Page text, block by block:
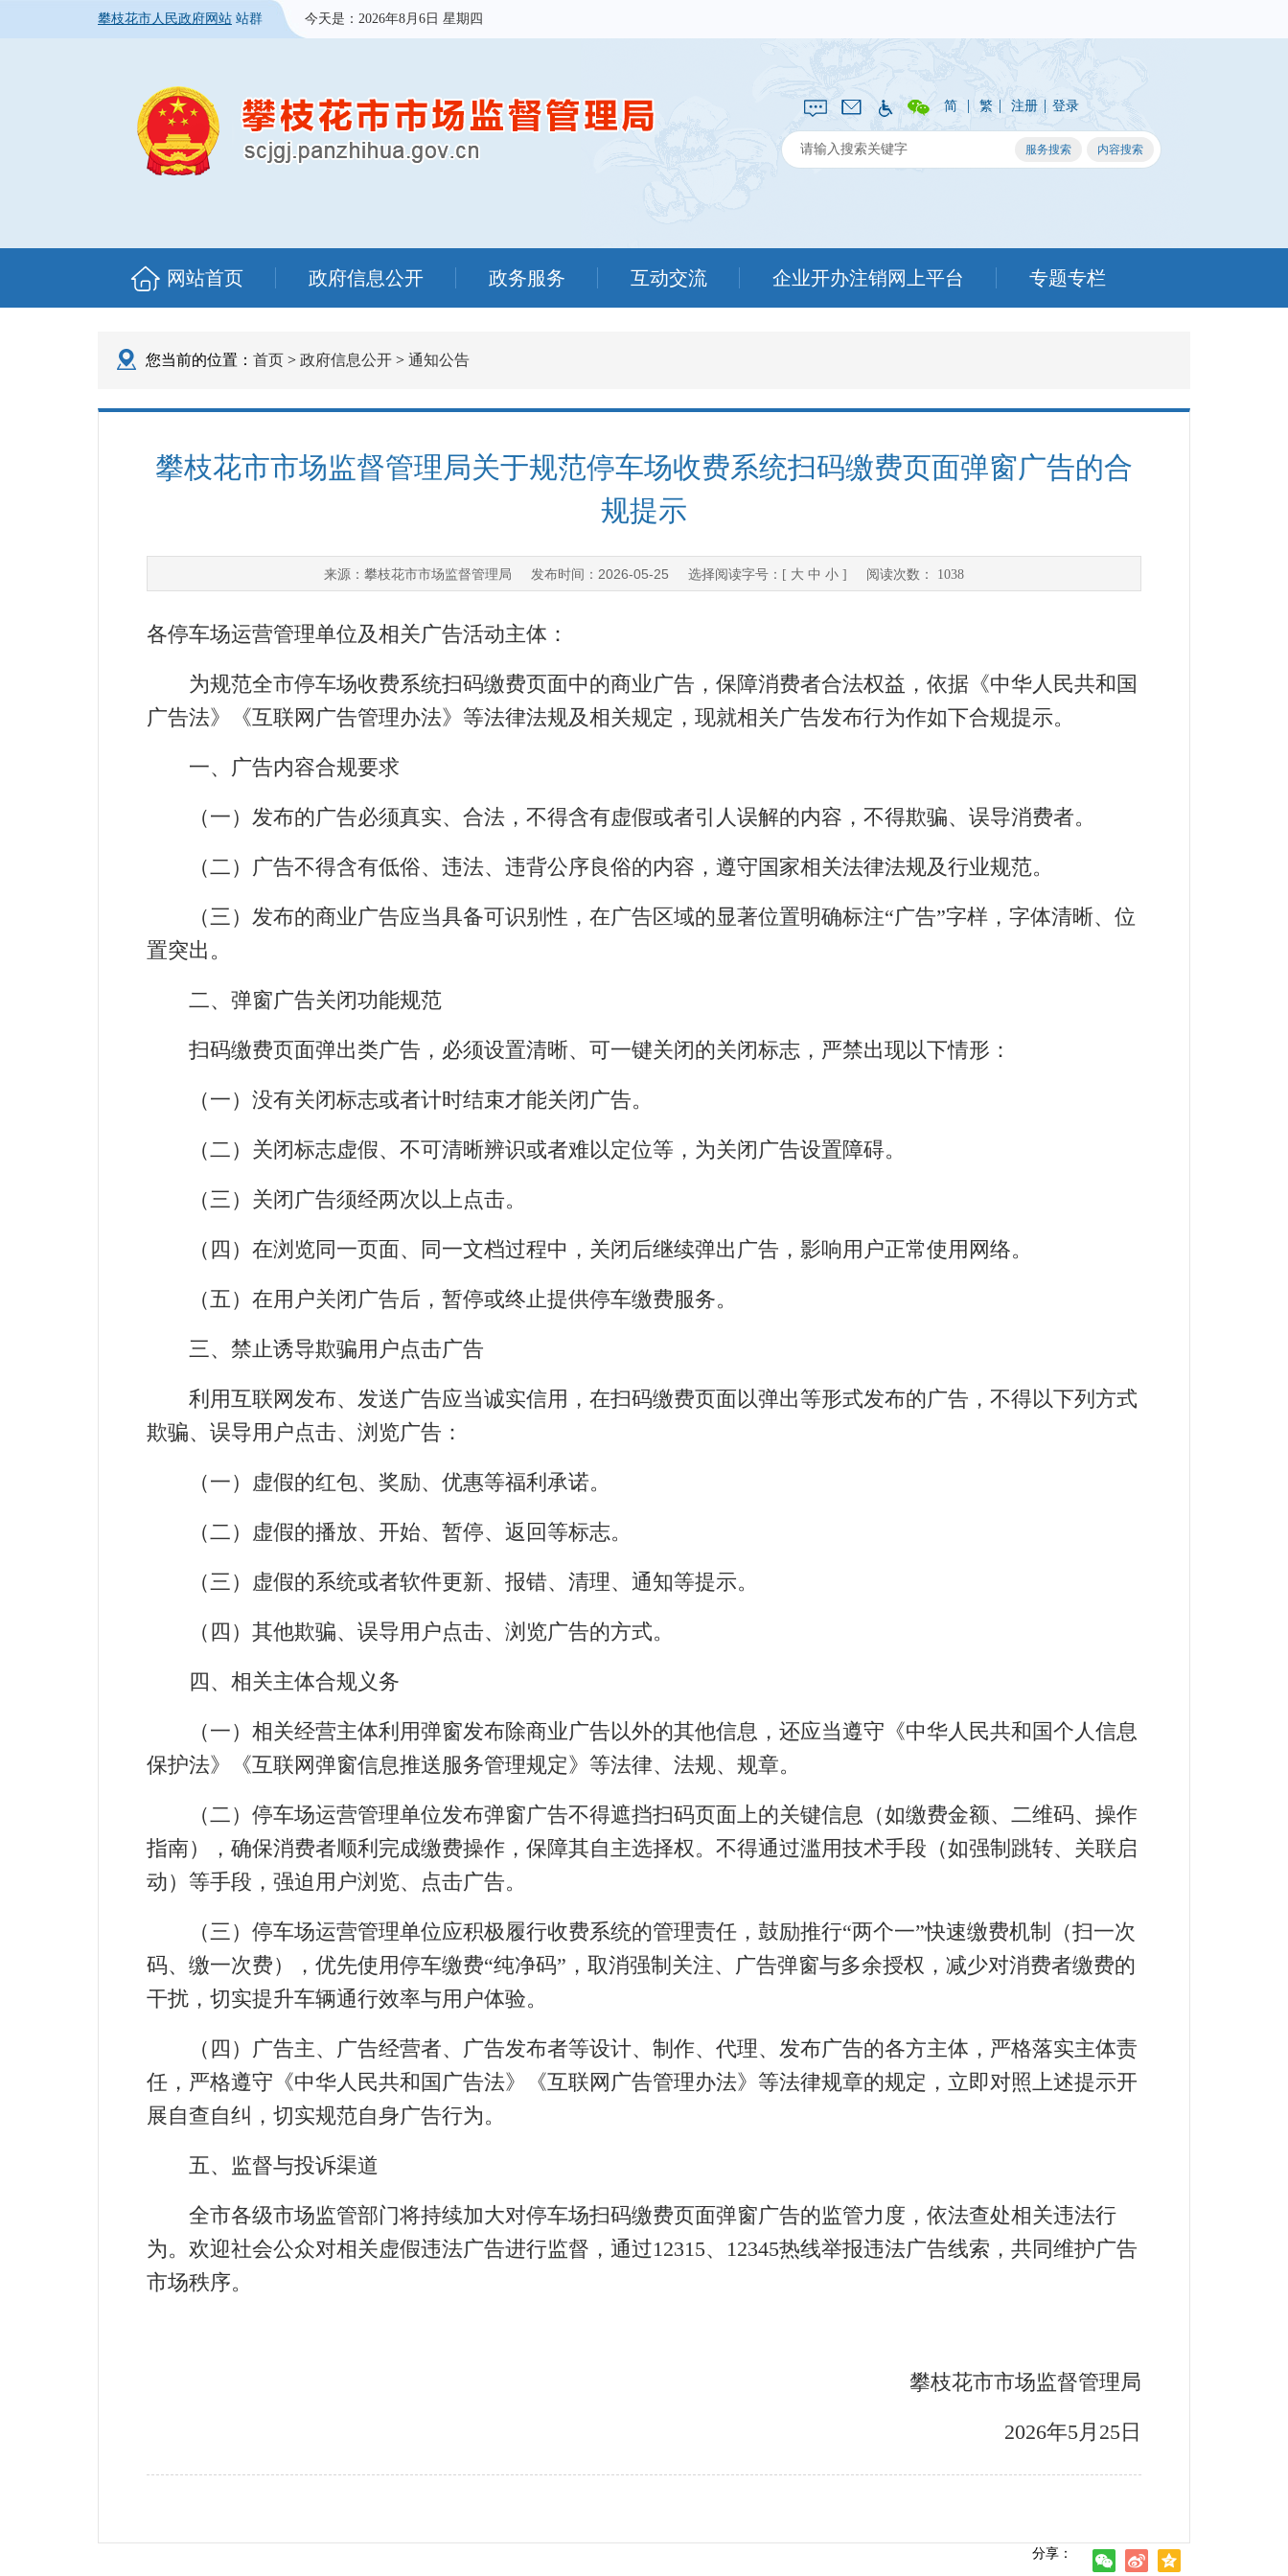
攀枝花市人民政府网站 站群 今天是： 2026年8月6日 星期四
简 | 繁 | 注册 | 登录
网站首页 政府信息公开 政务服务 互动交流 企业开办注销网上平台 专题专栏
您当前的位置： 首页 > 政府信息公开 > 通知公告
攀枝花市市场监督管理局关于规范停车场收费系统扫码缴费页面弹窗广告的合
规提示
来源： 攀枝花市市场监督管理局 发布时间： 2026-05-25 选择阅读字号：[ 大 中 小 ] 阅读次数： 1038
各停车场运营管理单位及相关广告活动主体：
为规范全市停车场收费系统扫码缴费页面中的商业广告，保障消费者合法权益，依据《中华人民共和国
广告法》《互联网广告管理办法》等法律法规及相关规定，现就相关广告发布行为作如下合规提示。
一、广告内容合规要求
（一）发布的广告必须真实、合法，不得含有虚假或者引人误解的内容，不得欺骗、误导消费者。
（二）广告不得含有低俗、违法、违背公序良俗的内容，遵守国家相关法律法规及行业规范。
（三）发布的商业广告应当具备可识别性，在广告区域的显著位置明确标注“广告”字样，字体清晰、位
置突出。
二、弹窗广告关闭功能规范
扫码缴费页面弹出类广告，必须设置清晰、可一键关闭的关闭标志，严禁出现以下情形：
（一）没有关闭标志或者计时结束才能关闭广告。
（二）关闭标志虚假、不可清晰辨识或者难以定位等，为关闭广告设置障碍。
（三）关闭广告须经两次以上点击。
（四）在浏览同一页面、同一文档过程中，关闭后继续弹出广告，影响用户正常使用网络。
（五）在用户关闭广告后，暂停或终止提供停车缴费服务。
三、禁止诱导欺骗用户点击广告
利用互联网发布、发送广告应当诚实信用，在扫码缴费页面以弹出等形式发布的广告，不得以下列方式
欺骗、误导用户点击、浏览广告：
（一）虚假的红包、奖励、优惠等福利承诺。
（二）虚假的播放、开始、暂停、返回等标志。
（三）虚假的系统或者软件更新、报错、清理、通知等提示。
（四）其他欺骗、误导用户点击、浏览广告的方式。
四、相关主体合规义务
（一）相关经营主体利用弹窗发布除商业广告以外的其他信息，还应当遵守《中华人民共和国个人信息
保护法》《互联网弹窗信息推送服务管理规定》等法律、法规、规章。
（二）停车场运营管理单位发布弹窗广告不得遮挡扫码页面上的关键信息（如缴费金额、二维码、操作
指南），确保消费者顺利完成缴费操作，保障其自主选择权。不得通过滥用技术手段（如强制跳转、关联启
动）等手段，强迫用户浏览、点击广告。
（三）停车场运营管理单位应积极履行收费系统的管理责任，鼓励推行“两个一”快速缴费机制（扫一次
码、缴一次费），优先使用停车缴费“纯净码”，取消强制关注、广告弹窗与多余授权，减少对消费者缴费的
干扰，切实提升车辆通行效率与用户体验。
（四）广告主、广告经营者、广告发布者等设计、制作、代理、发布广告的各方主体，严格落实主体责
任，严格遵守《中华人民共和国广告法》《互联网广告管理办法》等法律规章的规定，立即对照上述提示开
展自查自纠，切实规范自身广告行为。
五、监督与投诉渠道
全市各级市场监管部门将持续加大对停车场扫码缴费页面弹窗广告的监管力度，依法查处相关违法行
为。欢迎社会公众对相关虚假违法广告进行监督，通过12315、12345热线举报违法广告线索，共同维护广告
市场秩序。
攀枝花市市场监督管理局
2026年5月25日
分享：